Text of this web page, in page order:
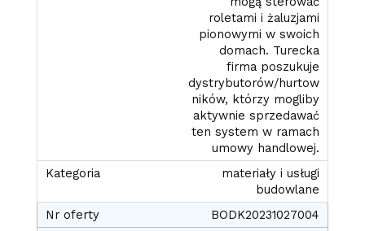
roletami i żaluzjami
pionowymi w swoich
domach. Turecka
firma poszukuje
dystrybutorów/hurtow
ników, którzy mogliby
aktywnie sprzedawać
ten system w ramach
umowy handlowej.
materiały i usługi
budowlane
BODK20231027004